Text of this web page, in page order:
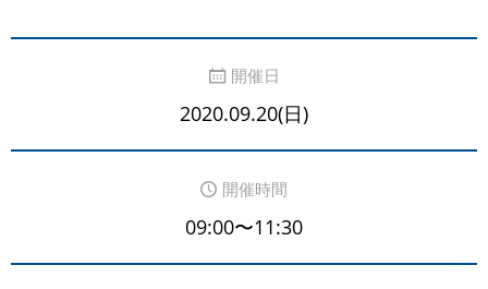
開催日
2020.09.20(日)
開催時間
09:00〜11:30